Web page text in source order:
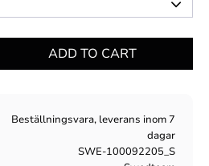
Beställningsvara, leverans inom 7
dagar
SWE-100092205_S